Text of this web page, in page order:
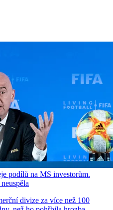
podílů na MS investorům.
divize za více než 100